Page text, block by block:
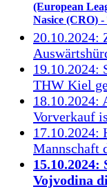
(European
Nasice (CRO)
20.10.2024:
19.10.2024:
THW Kiel
18.10.2024:
Vorverkauf
17.10.2024:
Mannschaft
Vojvodina